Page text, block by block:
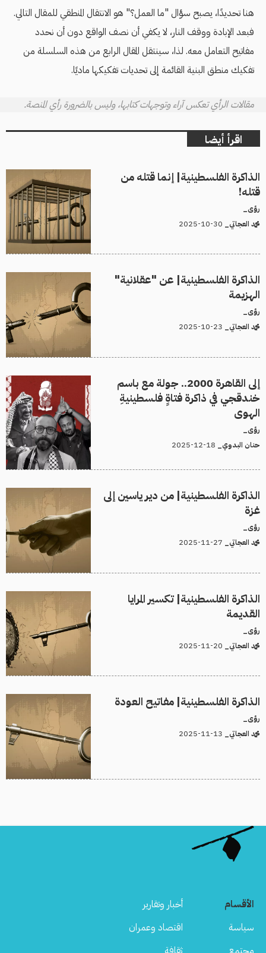
هنا تحديدًا، يصبح سؤال "ما العمل؟" هو الانتقال المنطقي للمقال التالي.
فبعد الإبادة ووقف النار، لا يكفي أن نصف الواقع دون أن نحدد
مفاتيح التعامل معه. لذا، سينتقل المقال الرابع من هذه السلسلة من
تفكيك منطق البنية القائمة إلى تحديات تفكيكها ماديًا.
مقالات الرأي تعكس آراء وتوجهات كتابها، وليس بالضرورة رأي المنصة.
اقرأ أيضا
الذاكرة الفلسطينية| إنما قتله من
قتله!
رؤى_
محمد العجاتي_
الذاكرة الفلسطينية| عن "عقلانية"
الهزيمة
رؤى_
محمد العجاتي_
إلى القاهرة 2000.. جولة مع باسم
خندقجي في ذاكرة فتاةٍ فلسطينيةِ
الهوى
رؤى_
حنان البدوي_
الذاكرة الفلسطينية| من دير ياسين إلى
غزة
رؤى_
محمد العجاتي_
الذاكرة الفلسطينية| تكسير المرايا
القديمة
رؤى_
محمد العجاتي_
الذاكرة الفلسطينية| مفاتيح العودة
رؤى_
محمد العجاتي_
الأقسام
أخبار وتقارير
سياسة
اقتصاد وعمران